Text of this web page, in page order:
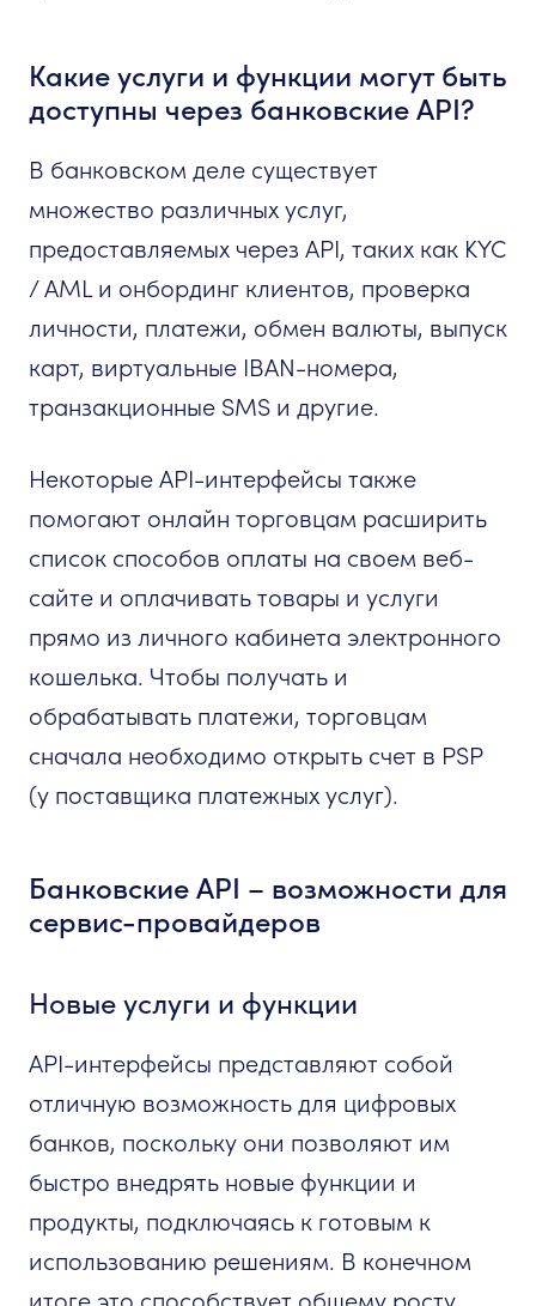
Какие услуги и функции могут быть
доступны через банковские API?
В банковском деле существует
множество различных услуг,
предоставляемых через API, таких как KYC
/ AML и онбординг клиентов, проверка
личности, платежи, обмен валюты, выпуск
карт, виртуальные IBAN-номера,
транзакционные SMS и другие.
Некоторые API-интерфейсы также
помогают онлайн торговцам расширить
список способов оплаты на своем веб-
сайте и оплачивать товары и услуги
прямо из личного кабинета электронного
кошелька. Чтобы получать и
обрабатывать платежи, торговцам
сначала необходимо открыть счет в PSP
(у поставщика платежных услуг).
Банковские API – возможности для
сервис-провайдеров
Новые услуги и функции
API-интерфейсы представляют собой
отличную возможность для цифровых
банков, поскольку они позволяют им
быстро внедрять новые функции и
продукты, подключаясь к готовым к
использованию решениям. В конечном